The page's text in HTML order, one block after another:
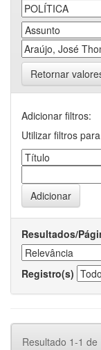
Retornar
Adicionar filtros:
Utilizar filtros
Resultados/
Registro(s)
Resultado 1-1 de